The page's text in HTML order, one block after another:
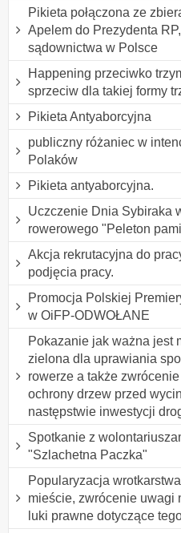
Pikieta połączona ze
Apelem do Prezydenta
sądownictwa w Polsce
Happening przeciwko
sprzeciw dla takiej formy
Pikieta Antyaborcyjna
publiczny różaniec w
Polaków
Pikieta antyaborcyjna.
Uczczenie Dnia Sybiraka
rowerowego "Peleton
Akcja rekrutacyjna do
podjęcia pracy.
Promocja Polskiej
w OiFP-ODWOŁANE
Pokazanie jak ważna jest
zielona dla uprawiania
rowerze a także
ochrony drzew przed
następstwie inwestycji
Spotkanie z
"Szlachetna Paczka"
Popularyzacja
mieście, zwrócenie uwagi
luki prawne dotyczące